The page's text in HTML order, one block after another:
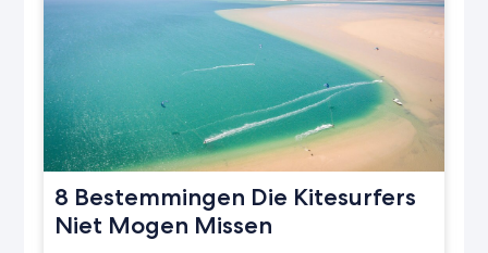
8 Bestemmingen Die Kitesurfers
Niet Mogen Missen